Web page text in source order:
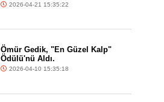
2026-04-21 15:35:22
Ömür Gedik, "En Güzel Kalp"
Ödülü'nü Aldı.
2026-04-10 15:35:18